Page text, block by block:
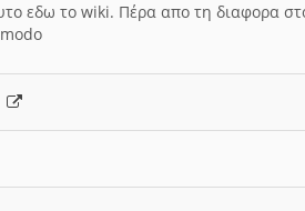
εδω το wiki. Πέρα απο τη διαφορα